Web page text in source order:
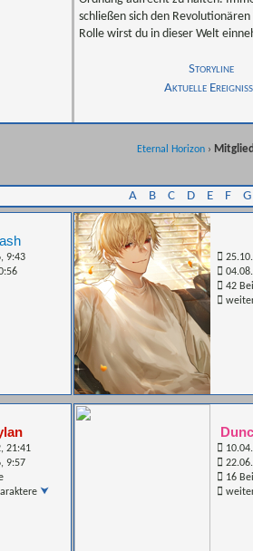
schließen sich den
Rolle wirst du in dieser Welt
Storyline
Aktuelle
Eternal Horizon ›
A B C D E F G
9:43
42
21:41
9:57
16